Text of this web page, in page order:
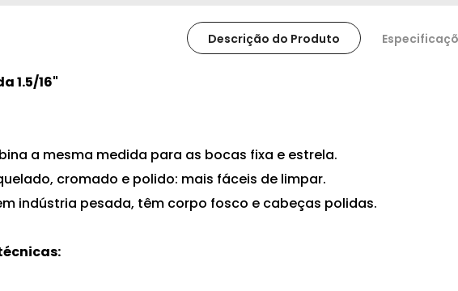
Descrição do Produto
1.5/16"
a mesma medida para as bocas fixa e estrela.
cromado e polido: mais fáceis de limpar.
indústria pesada, têm corpo fosco e cabeças polidas.